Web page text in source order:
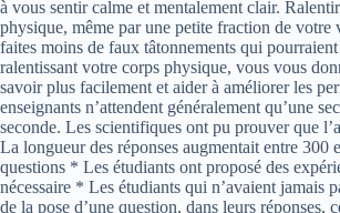
à vous sentir calme et mentalement clair.
physique, même par une petite fraction de votre
faites moins de faux tâtonnements qui
ralentissant votre corps physique, vous vous
savoir plus facilement et aider à améliorer les
enseignants n’attendent généralement qu’une
seconde. Les scientifiques ont pu prouver que
La longueur des réponses augmentait entre
questions * Les étudiants ont proposé des
nécessaire * Les étudiants qui n’avaient
de la pose d’une question, dans leurs